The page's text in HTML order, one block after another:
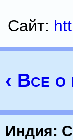
Сайт:
‹ Все о
Индия: